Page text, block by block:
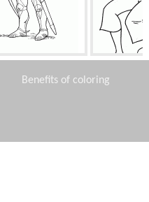
Archer
Benefits of coloring